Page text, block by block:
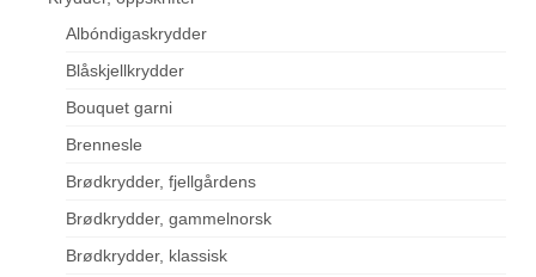
Albóndigaskrydder
Blåskjellkrydder
Bouquet garni
Brennesle
Brødkrydder, fjellgårdens
Brødkrydder, gammelnorsk
Brødkrydder, klassisk